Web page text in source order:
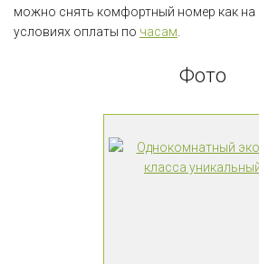
можно снять комфортный номер как на
условиях оплаты по часам
Фото